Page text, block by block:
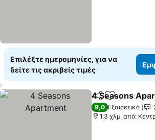
Επιλέξτε ημερομηνίες, για να
δείτε τις ακριβείς τιμές
Κοινοποίηση
Προσθήκη
4 Seasons
9,0 Εξαιρετικό
1.3 χλμ. από: